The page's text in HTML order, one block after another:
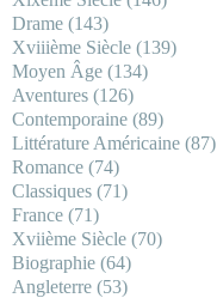
Drame (143)
Xviiième Siècle (139)
Moyen Âge (134)
Aventures (126)
Contemporaine (89)
Littérature Américaine (87)
Romance (74)
Classiques (71)
France (71)
Xviième Siècle (70)
Biographie (64)
Angleterre (53)